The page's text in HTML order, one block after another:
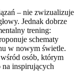
– nie zwizualizuje
Jednak dobrze
trening:
schematy
w nowym świetle.
osób, którym
inspirujących